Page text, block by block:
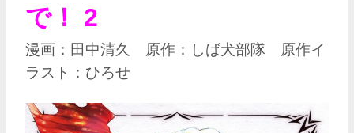
で！ 2
漫画：田中清久 原作：しば犬部隊 原作イ
ラスト：ひろせ